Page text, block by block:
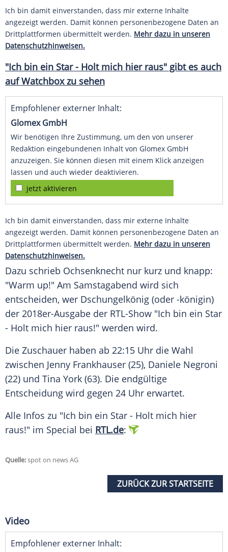
Ich bin damit einverstanden, dass mir externe Inhalte
angezeigt werden. Damit können personenbezogene Daten an
Drittplattformen übermittelt werden. Mehr dazu in unseren
Datenschutzhinweisen.
"Ich bin ein Star - Holt mich hier raus" gibt es auch
auf Watchbox zu sehen
Empfohlener externer Inhalt:
Glomex GmbH
Wir benötigen Ihre Zustimmung, um den von unserer
Redaktion eingebundenen Inhalt von Glomex GmbH
anzuzeigen. Sie können diesen mit einem Klick anzeigen
lassen und auch wieder deaktivieren.
jetzt aktivieren
Ich bin damit einverstanden, dass mir externe Inhalte
angezeigt werden. Damit können personenbezogene Daten an
Drittplattformen übermittelt werden. Mehr dazu in unseren
Datenschutzhinweisen.
Dazu schrieb Ochsenknecht nur kurz und knapp:
"Warm up!" Am Samstagabend wird sich
entscheiden, wer Dschungelkönig (oder -königin)
der 2018er-Ausgabe der RTL-Show "Ich bin ein Star
- Holt mich hier raus!" werden wird.
Die Zuschauer haben ab 22:15 Uhr die Wahl
zwischen Jenny Frankhauser (25), Daniele Negroni
(22) und Tina York (63). Die endgültige
Entscheidung wird gegen 24 Uhr erwartet.
Alle Infos zu "Ich bin ein Star - Holt mich hier
raus!" im Special bei RTL.de:
Quelle:spot on news AG
ZURÜCK ZUR STARTSEITE
Video
Empfohlener externer Inhalt: